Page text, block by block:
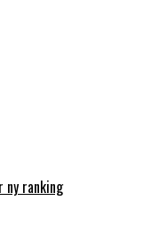
ny ranking